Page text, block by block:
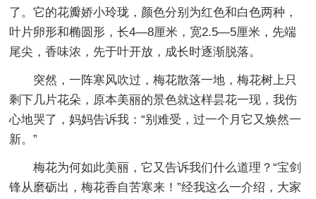
了。它的花瓣娇小玲珑，颜色分别为红色和白色两种，
叶片卵形和椭圆形，长4—8厘米，宽2.5—5厘米，先端
尾尖，香味浓，先于叶开放，成长时逐渐脱落。
突然，一阵寒风吹过，梅花散落一地，梅花树上只
剩下几片花朵，原本美丽的景色就这样昙花一现，我伤
心地哭了，妈妈告诉我：“别难受，过一个月它又焕然一
新。”
梅花为何如此美丽，它又告诉我们什么道理？“宝剑
锋从磨砺出，梅花香自苦寒来！”经我这么一介绍，大家